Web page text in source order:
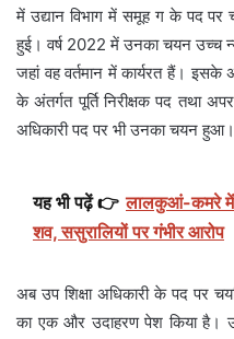
में उद्यान विभाग में समूह ग के पद पर
हुई। वर्ष 2022 में उनका चयन उच्च
जहां वह वर्तमान में कार्यरत हैं।
के अंतर्गत पूर्ति निरीक्षक पद तथा
अधिकारी पद पर भी उनका चयन हुआ।
यह भी पढ़ें 👉 लालकुआं-कमरे में
शव, ससुरालियों पर गंभीर आरोप
अब उप शिक्षा अधिकारी के पद पर
का एक और उदाहरण पेश किया है।